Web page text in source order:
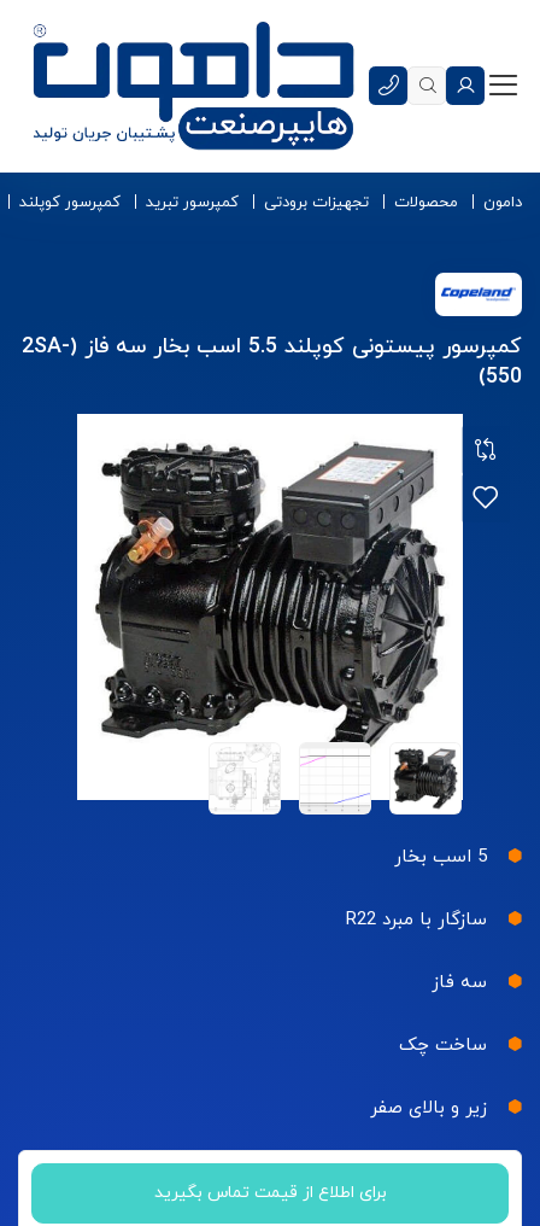
دامون محصولات تجهیزات برودتی کمپرسور تبرید کمپرسور کوپلند
کمپرسور پیستونی کوپلند 5.5 اسب بخار سه فاز (2SA-
550)
5 اسب بخار
سازگار با مبرد R22
سه فاز
ساخت چک
زیر و بالای صفر
برای اطلاع از قیمت تماس بگیرید